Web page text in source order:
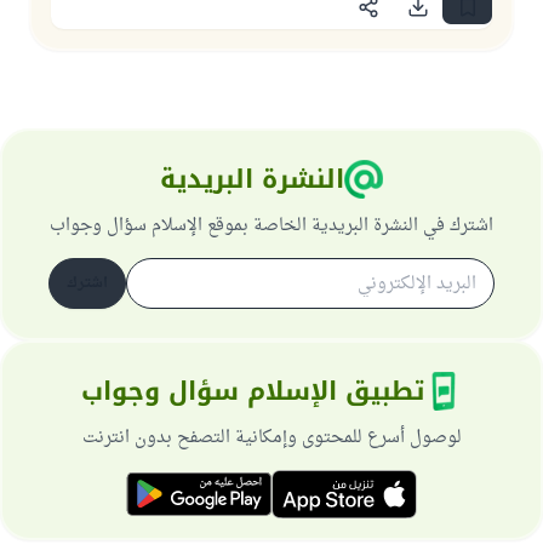
النشرة البريدية
اشترك في النشرة البريدية الخاصة بموقع الإسلام سؤال وجواب
تطبيق الإسلام سؤال وجواب
لوصول أسرع للمحتوى وإمكانية التصفح بدون انترنت